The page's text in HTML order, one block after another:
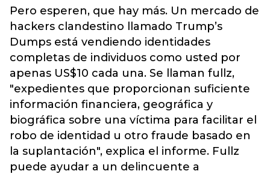
Pero esperen, que hay más. Un mercado de
hackers clandestino llamado Trump’s
Dumps está vendiendo identidades
completas de individuos como usted por
apenas US$10 cada una. Se llaman fullz,
"expedientes que proporcionan suficiente
información financiera, geográfica y
biográfica sobre una víctima para facilitar el
robo de identidad u otro fraude basado en
la suplantación", explica el informe. Fullz
puede ayudar a un delincuente a